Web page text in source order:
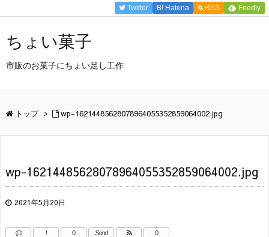
Twitter B! Hatena RSS Feedly
ちょい菓子
市販のお菓子にちょい足し工作
トップ > wp-16214485628078964055352859064002.jpg
wp-16214485628078964055352859064002.jpg
2021年5月20日
! 0 Send 0